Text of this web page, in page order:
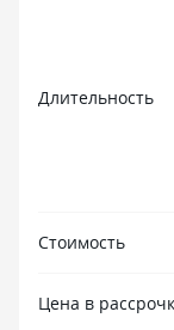
Длительность
Стоимость
Цена в